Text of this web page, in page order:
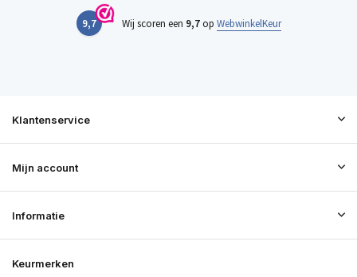
9,7 Wij scoren een 9,7op WebwinkelKeur
Klantenservice
Mijn account
Informatie
Keurmerken